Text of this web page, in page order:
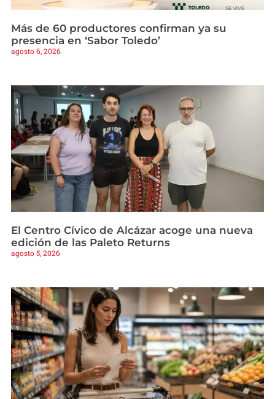
Más de 60 productores confirman ya su
presencia en ‘Sabor Toledo’
agosto 6, 2026
El Centro Cívico de Alcázar acoge una nueva
edición de las Paleto Returns
agosto 5, 2026